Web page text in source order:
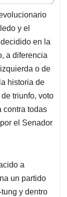
y el
en la
a diferencia
o de
historia de
triunfo, voto
contra todas
el Senador
a
un partido
y dentro